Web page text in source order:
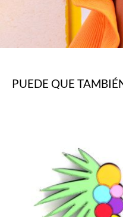
PUEDE QUE